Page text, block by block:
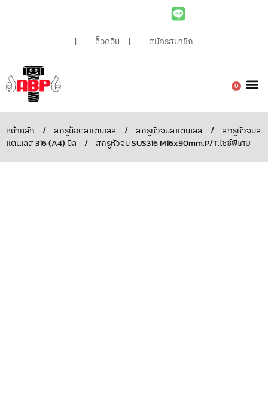
ล็อคอิน สมัครสมาชิก
0
หน้าหลัก / สกรูน็อตสแตนเลส / สกรูหัวจมสแตนเลส /
สกรูหัวจมส
แตนเลส 316 (A4) มิล
/ สกรูหัวจม SUS316 M16x90mm.P/T.ไซซ์พิเศษ